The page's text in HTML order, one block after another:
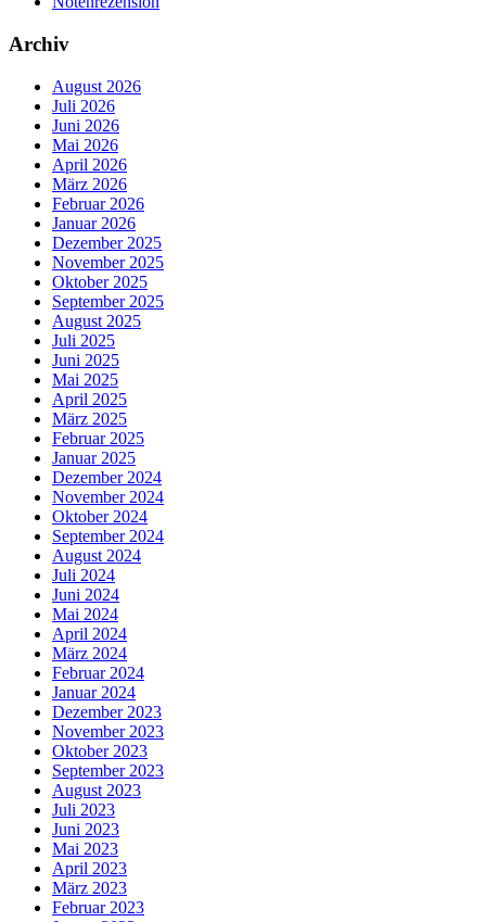
Archiv
August 2026
Juli 2026
Juni 2026
Mai 2026
April 2026
März 2026
Februar 2026
Januar 2026
Dezember 2025
November 2025
Oktober 2025
September 2025
August 2025
Juli 2025
Juni 2025
Mai 2025
April 2025
März 2025
Februar 2025
Januar 2025
Dezember 2024
November 2024
Oktober 2024
September 2024
August 2024
Juli 2024
Juni 2024
Mai 2024
April 2024
März 2024
Februar 2024
Januar 2024
Dezember 2023
November 2023
Oktober 2023
September 2023
August 2023
Juli 2023
Juni 2023
Mai 2023
April 2023
März 2023
Februar 2023